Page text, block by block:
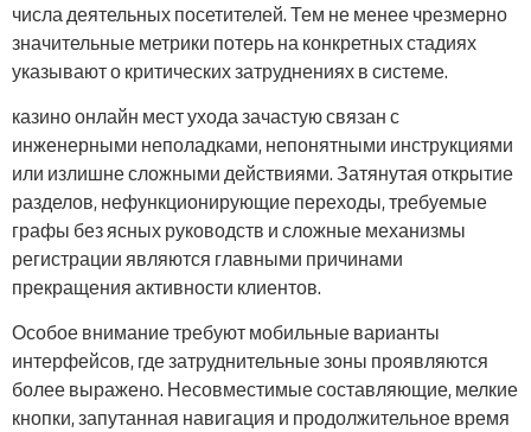
числа деятельных посетителей. Тем не менее чрезмерно
значительные метрики потерь на конкретных стадиях
указывают о критических затруднениях в системе.
казино онлайн мест ухода зачастую связан с
инженерными неполадками, непонятными инструкциями
или излишне сложными действиями. Затянутая открытие
разделов, нефункционирующие переходы, требуемые
графы без ясных руководств и сложные механизмы
регистрации являются главными причинами
прекращения активности клиентов.
Особое внимание требуют мобильные варианты
интерфейсов, где затруднительные зоны проявляются
более выражено. Несовместимые составляющие, мелкие
кнопки, запутанная навигация и продолжительное время